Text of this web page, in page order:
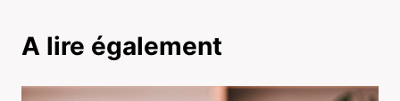
A lire également